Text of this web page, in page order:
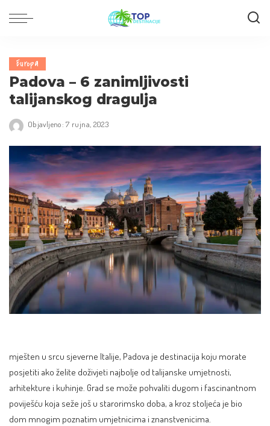
Europa
Padova – 6 zanimljivosti
talijanskog dragulja
Objavljeno: 7 rujna, 2023
mješten u srcu sjeverne Italije, Padova je destinacija koju morate
posjetiti ako želite doživjeti najbolje od talijanske umjetnosti,
arhitekture i kuhinje. Grad se može pohvaliti dugom i fascinantnom
poviješću koja seže još u starorimsko doba, a kroz stoljeća je bio
dom mnogim poznatim umjetnicima i znanstvenicima.